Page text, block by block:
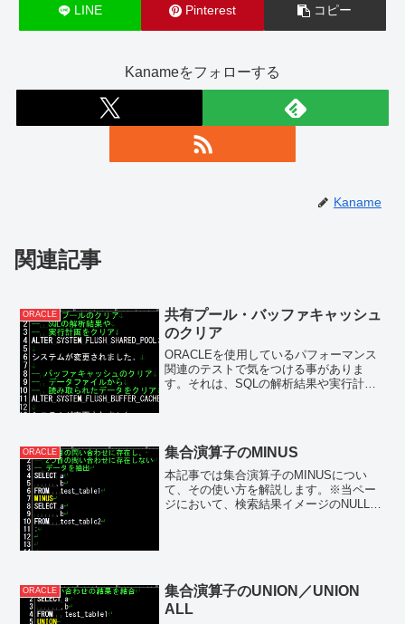
LINE Pinterest コピー
Kanameをフォローする
Kaname
関連記事
ORACLE
共有プール・バッファキャッシュ
のクリア
ORACLEを使用しているパフォーマンス
関連のテストで気をつける事がありま
す。それは、SQLの解析結果や実行計
が表面化しないというこ...
ORACLE 集合演算子のMINUS
本記事では集合演算子のMINUSについ
て、その使い方を解説します。※当ペー
ジにおいて、検索結果イメージのNULLは
ORACLE
集合演算子のUNION／UNION
ALL